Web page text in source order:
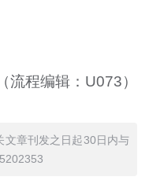
（流程编辑：U073）
文章刊发之日起30日内与